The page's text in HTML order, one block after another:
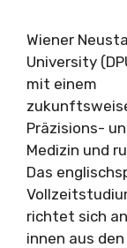
Wiener
University
mit einem
Präzisions-
Medizin und
Das
richtet sich
innen aus